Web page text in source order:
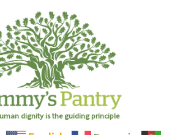
dignity is the guiding principle